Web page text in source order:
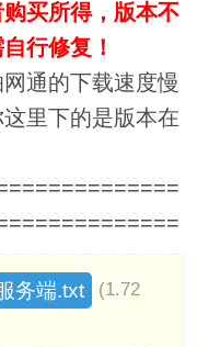
买所得，版本不
行修复！
的下载速度慢
里下的是版本在
务端.txt
(1.72